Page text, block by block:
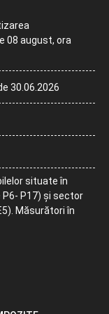
08 august, ora
30.06.2026
situate în
P17) și sector
Măsurători în